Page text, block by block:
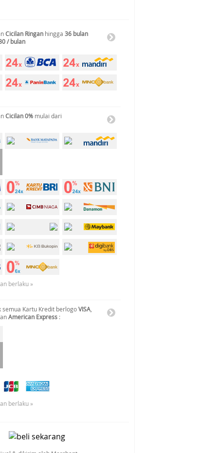
Cicilan Ringan hingga 36 bulan
/ bulan
Cicilan 0% mulai dari
berlaku »
Kartu Kredit berlogoVISA
American Express :
berlaku »